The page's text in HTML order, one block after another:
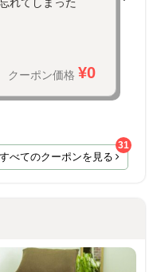
れてしまった
クーポン価格 ¥0
すべてのクーポンを見る
31